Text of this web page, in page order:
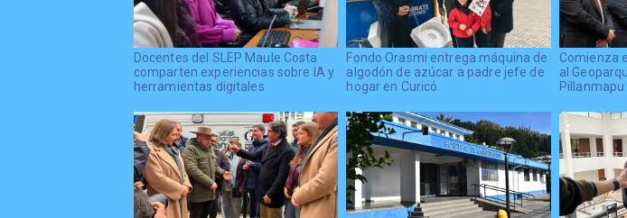
Docentes del SLEP Maule Costa
comparten experiencias sobre IA y
herramientas digitales
Fondo Orasmi entrega máquina de
algodón de azúcar a padre jefe de
hogar en Curicó
Comienza
al
Pillanmapu